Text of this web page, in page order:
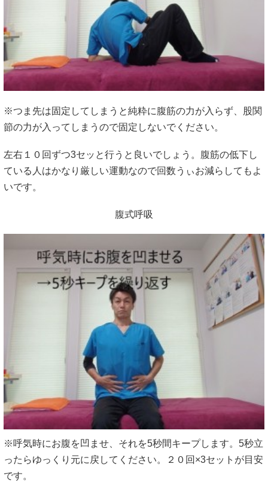
※つま先は固定してしまうと純粋に腹筋の力が入らず、股関
節の力が入ってしまうので固定しないでください。
左右１０回ずつ3セッと行うと良いでしょう。腹筋の低下し
ている人はかなり厳しい運動なので回数うぃお減らしてもよ
いです。
腹式呼吸
※呼気時にお腹を凹ませ、それを5秒間キープします。5秒立
ったらゆっくり元に戻してください。２０回×3セットが目安
です。